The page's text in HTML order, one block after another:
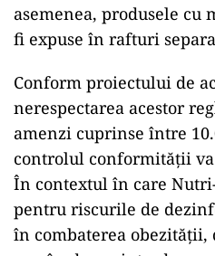
asemenea, produsele cu
fi expuse în rafturi
Conform proiectului de
nerespectarea acestor
amenzi cuprinse între
controlul conformității va
În contextul în care
pentru riscurile de
în combaterea